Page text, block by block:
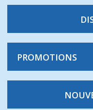
PROMOTIONS